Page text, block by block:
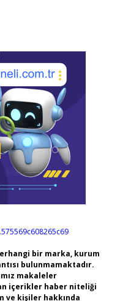
bir marka, kurum
bulunmamaktadır.
makaleler
içerikler haber niteliği
ve kişiler hakkında